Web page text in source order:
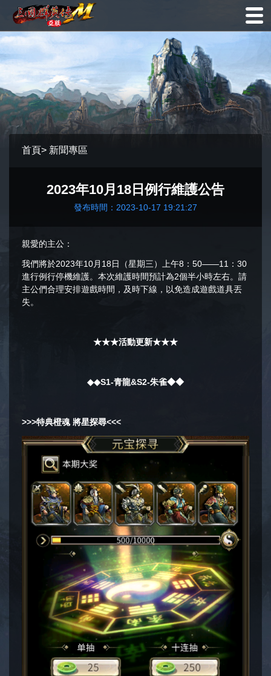
首頁> 新聞專區
2023年10月18日例行維護公告
發布時間：2023-10-17 19:21:27
親愛的主公：
我們將於2023年10月18日（星期三）上午8：50——11：30
進行例行停機維護。本次維護時間預計為2個半小時左右。請
主公們合理安排遊戲時間，及時下線，以免造成遊戲道具丟
失。
★★★活動更新★★★
◆◆S1-青龍&S2-朱雀◆◆
>>>特典橙魂 將星探尋<<<